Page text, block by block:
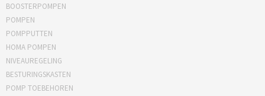
BOOSTERPOMPEN
POMPEN
POMPPUTTEN
HOMA POMPEN
NIVEAUREGELING
BESTURINGSKASTEN
POMP TOEBEHOREN